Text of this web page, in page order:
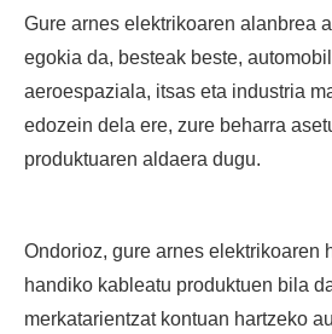
Gure arnes elektrikoaren alanbrea
egokia da, besteak beste,
aeroespaziala, itsas eta industria
edozein dela ere, zure beharra
produktuaren aldaera dugu.
Ondorioz, gure arnes elektrikoaren
handiko kableatu produktuen bila
merkatarientzat kontuan hartzeko